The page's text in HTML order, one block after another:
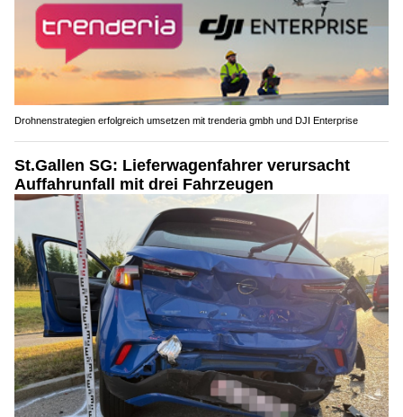
Drohnenstrategien erfolgreich umsetzen mit trenderia gmbh und DJI Enterprise
St.Gallen SG: Lieferwagenfahrer verursacht
Auffahrunfall mit drei Fahrzeugen